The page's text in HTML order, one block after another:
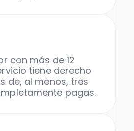
con más de 12
tiene derecho
de, al menos, tres
pagas.